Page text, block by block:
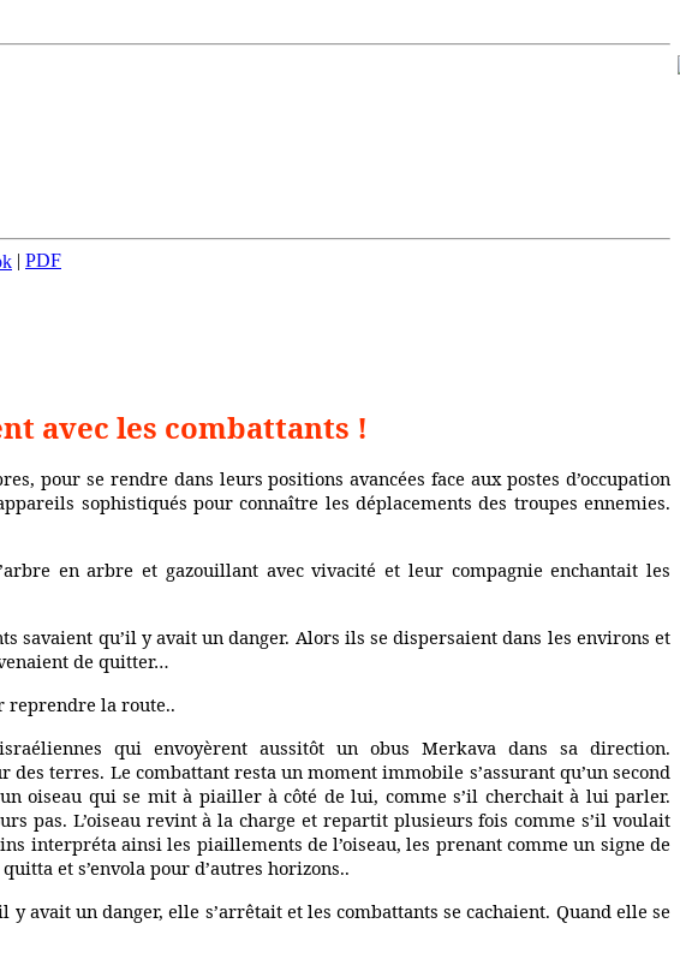
| PDF
avec les combattants !
pour se rendre dans leurs positions avancées face aux postes d’occupation
sophistiqués pour connaître les déplacements des troupes ennemies.
en arbre et gazouillant avec vivacité et leur compagnie enchantait les
savaient qu’il y avait un danger. Alors ils se dispersaient dans les environs et
de quitter…
reprendre la route..
qui envoyèrent aussitôt un obus Merkava dans sa direction.
terres. Le combattant resta un moment immobile s’assurant qu’un second
oiseau qui se mit à piailler à côté de lui, comme s’il cherchait à lui parler.
pas. L’oiseau revint à la charge et repartit plusieurs fois comme s’il voulait
interpréta ainsi les piaillements de l’oiseau, les prenant comme un signe de
et s’envola pour d’autres horizons..
avait un danger, elle s’arrêtait et les combattants se cachaient. Quand elle se